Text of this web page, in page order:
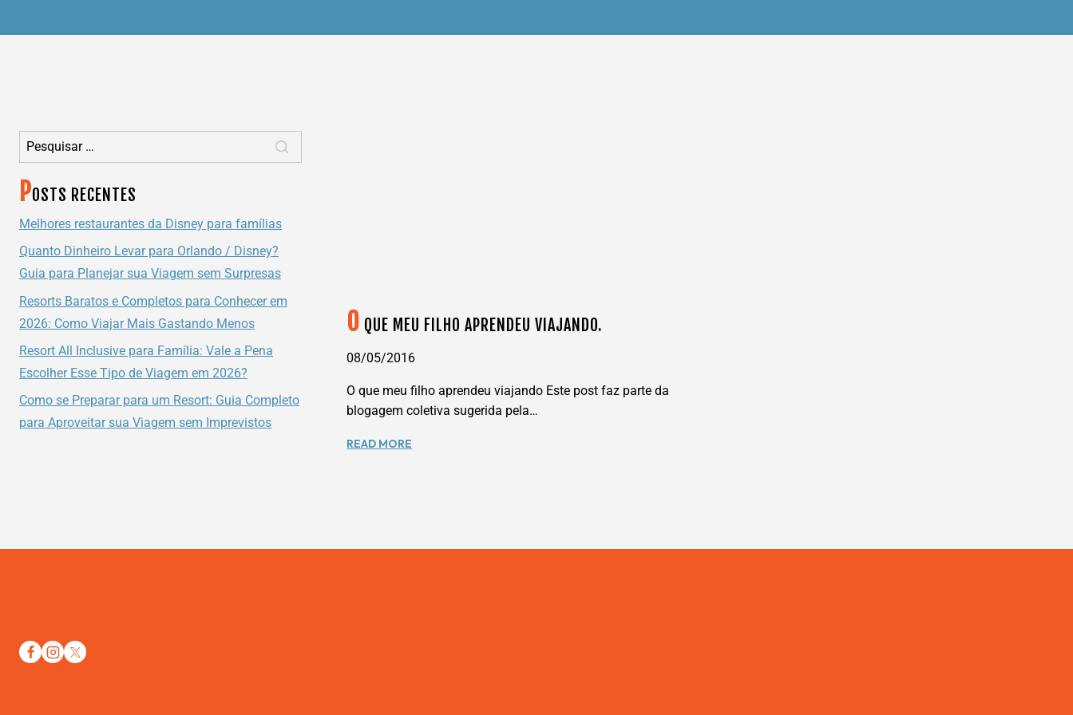
O QUE MEU FILHO APRENDEU VIAJANDO.
08/05/2016
O que meu filho aprendeu viajando Este post faz parte da
blogagem coletiva sugerida pela…
READ MORE
Pesquisar por:
POSTS RECENTES
Melhores restaurantes da Disney para famílias
Quanto Dinheiro Levar para Orlando / Disney?
Guia para Planejar sua Viagem sem Surpresas
Resorts Baratos e Completos para Conhecer em
2026: Como Viajar Mais Gastando Menos
Resort All Inclusive para Família: Vale a Pena
Escolher Esse Tipo de Viagem em 2026?
Como se Preparar para um Resort: Guia Completo
para Aproveitar sua Viagem sem Imprevistos